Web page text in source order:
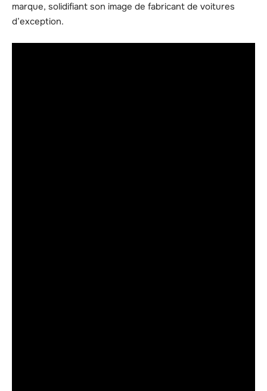
marque, solidifiant son image de fabricant de voitures
d’exception.